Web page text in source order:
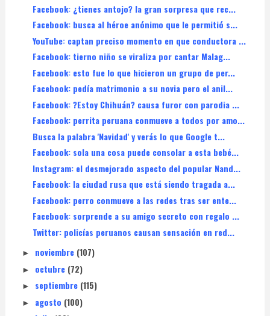
Facebook: ¿tienes antojo? la gran sorpresa que rec...
Facebook: busca al héroe anónimo que le permitió s...
YouTube: captan preciso momento en que conductora ...
Facebook: tierno niño se viraliza por cantar Malag...
Facebook: esto fue lo que hicieron un grupo de per...
Facebook: pedía matrimonio a su novia pero el anil...
Facebook: ?Estoy Chihuán? causa furor con parodia ...
Facebook: perrita peruana conmueve a todos por amo...
Busca la palabra 'Navidad' y verás lo que Google t...
Facebook: sola una cosa puede consolar a esta bebé...
Instagram: el desmejorado aspecto del popular Nand...
Facebook: la ciudad rusa que está siendo tragada a...
Facebook: perro conmueve a las redes tras ser ente...
Facebook: sorprende a su amigo secreto con regalo ...
Twitter: policías peruanos causan sensación en red...
► noviembre (107)
► octubre (72)
► septiembre (115)
► agosto (100)